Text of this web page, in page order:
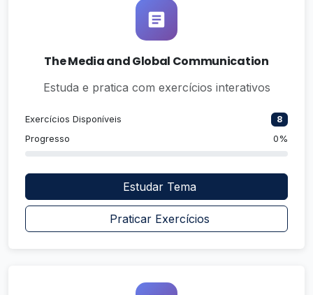
The Media and Global Communication
Estuda e pratica com exercícios interativos
Exercícios Disponíveis
8
Progresso
0%
Estudar Tema
Praticar Exercícios